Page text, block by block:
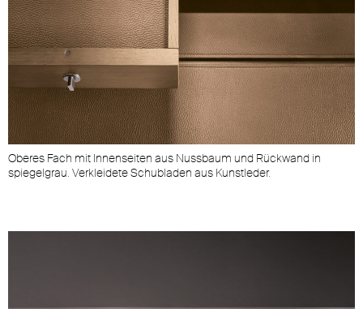
Oberes Fach mit Innenseiten aus Nussbaum und Rückwand in
spiegelgrau. Verkleidete Schubladen aus Kunstleder.